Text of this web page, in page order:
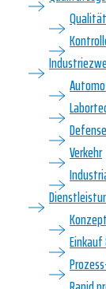
Defense
Verkehr